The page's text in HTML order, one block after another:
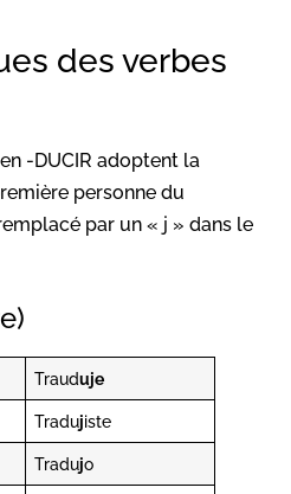
des verbes
-DUCIR adoptent la
personne du
par un « j » dans le
Trauduje
Tradujiste
Tradujo